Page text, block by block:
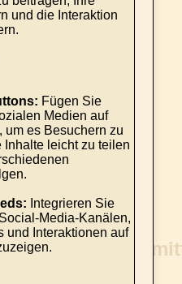
und die Interaktion
Fügen Sie
Medien auf
um es Besuchern zu
Inhalte leicht zu teilen
Integrieren Sie
Media-Kanälen,
und Interaktionen auf